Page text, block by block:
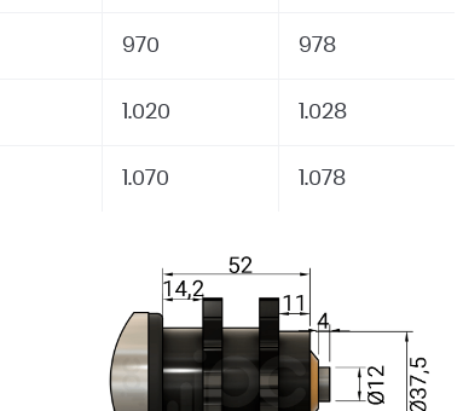
970 978
1.020 1.028
1.070 1.078